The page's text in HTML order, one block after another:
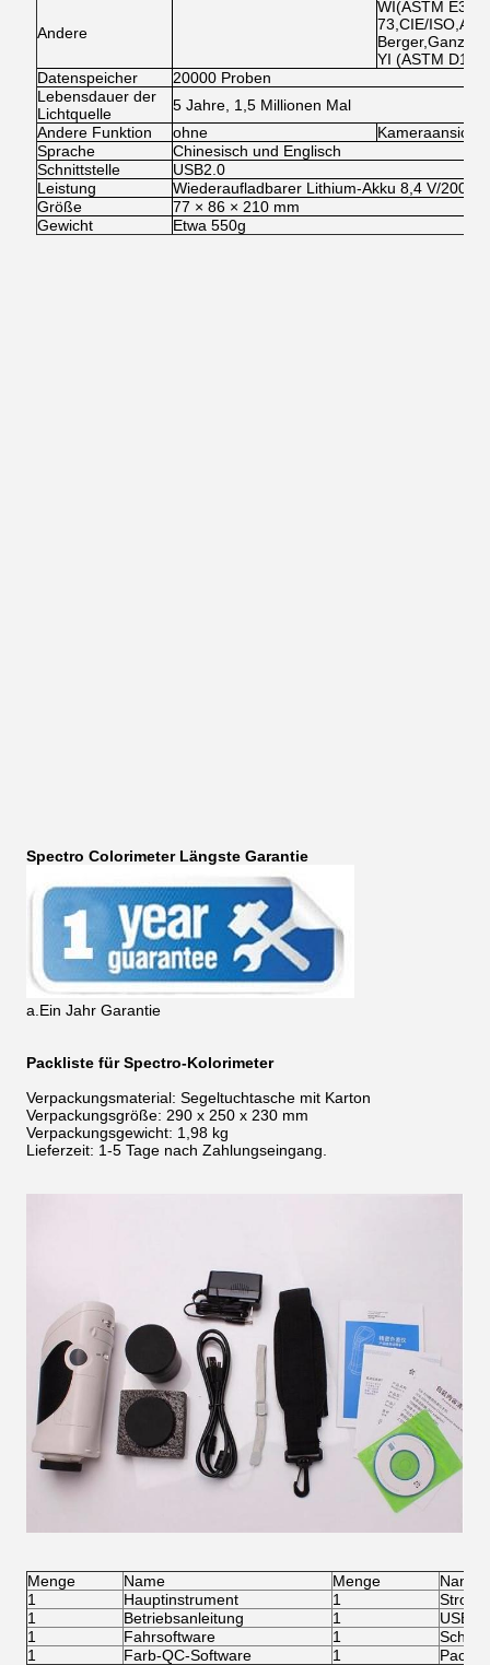
Andere
WI(ASTM
73,CIE/
YI (ASTM
Datenspeicher
20000 Proben
Lebensdauer der
Lichtquelle
5 Jahre, 1,5 Millionen Mal
Andere Funktion
ohne
Sprache
Chinesisch und Englisch
Schnittstelle
USB2.0
Leistung
Wiederaufladbarer Lithium-Akku 8,4 V/2000
Größe
77 × 86 × 210 mm
Gewicht
Etwa 550g
Spectro Colorimeter Längste Garantie
a.Ein Jahr Garantie
Packliste für Spectro-Kolorimeter
Verpackungsmaterial: Segeltuchtasche mit Karton
Verpackungsgröße: 290 x 250 x 230 mm
Verpackungsgewicht: 1,98 kg
Lieferzeit: 1-5 Tage nach Zahlungseingang.
Menge Name Menge
Name
1
Hauptinstrument 1
1
Betriebsanleitung 1
USB-
1
Fahrsoftware 1
1
Farb-QC-Software 1